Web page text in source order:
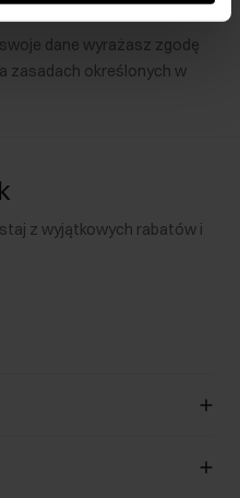
dane wyrażasz zgodę
zasadach określonych w
z wyjątkowych rabatów i